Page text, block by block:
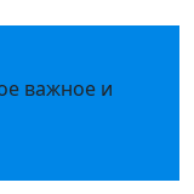
важное и